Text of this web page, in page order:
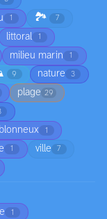
1 🏞️ 7
littoral 1
milieu marin 1
9 nature 3
plage 29
1
1 ville 7
1